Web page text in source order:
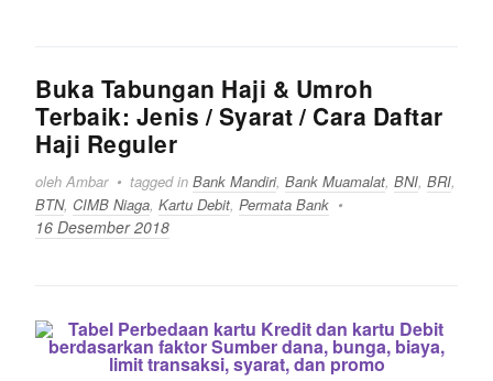
Buka Tabungan Haji & Umroh
Terbaik: Jenis / Syarat / Cara Daftar
Haji Reguler
oleh Ambar tagged in Bank Mandiri, Bank Muamalat, BNI, BRI,
BTN, CIMB Niaga, Kartu Debit, Permata Bank
16 Desember 2018